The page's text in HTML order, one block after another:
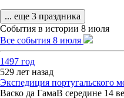
... еще 3 праздника
События в истории 8 июля
Все события 8 июля
1497 год
529 лет назад
Экспедиция португальского
Васко да ГамаВ середине 14